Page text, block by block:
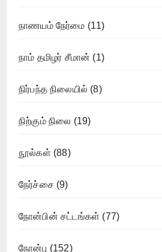
நாணயம் நேர்மை (11)
நாம் தமிழர் சீமான் (1)
நிர்பந்த நிலையில் (8)
நிற்கும் நிலை (19)
நூல்கள் (88)
நேர்ச்சை (9)
நோன்பின் சட்டங்கள் (77)
நோன்பு (152)